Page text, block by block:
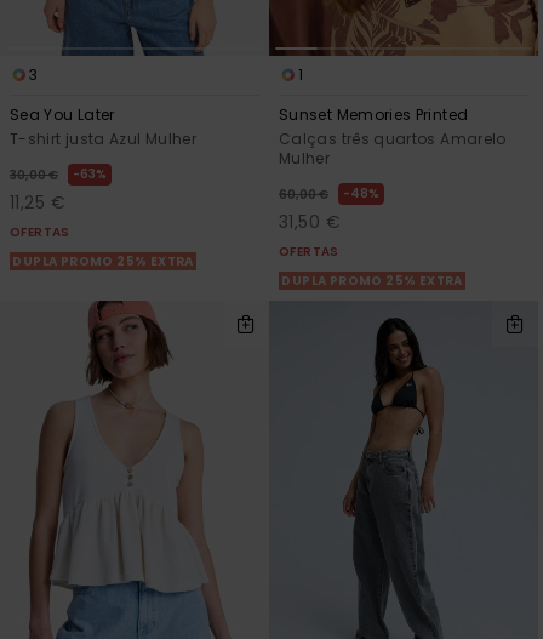
3
Sea You Later
T-shirt justa Azul Mulher
30,00 € 63%
11,25 €
OFERTAS
DUPLA PROMO 25% EXTRA
1
Sunset Memories Printed
Calças três quartos Amarelo
Mulher
60,00 € 48%
31,50 €
OFERTAS
DUPLA PROMO 25% EXTRA